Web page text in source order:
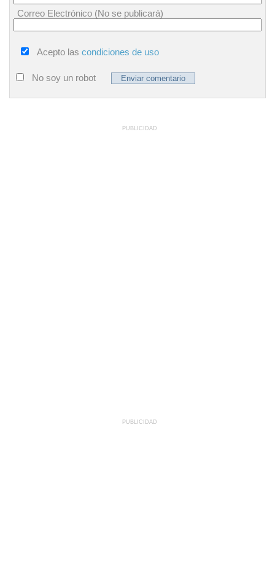
Correo Electrónico (No se publicará)
Acepto las condiciones de uso
No soy un robot
PUBLICIDAD
PUBLICIDAD